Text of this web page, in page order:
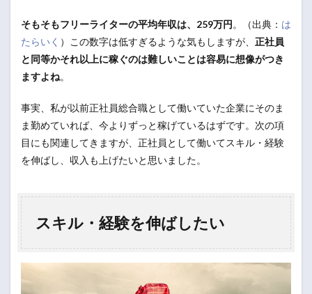
そもそもフリーライターの平均年収は、259万円。（出典： は
たらいく ）この数字は低すぎるような気もしますが、 正社員
と同等かそれ以上に稼ぐのは難しいことは容易に想像がつき
ますよね。
事実、私が以前正社員総合職として働いていた企業にそのま
ま勤めていれば、今よりずっと稼げているはずです。次の項
目にも関連してきますが、正社員として働いてスキル・経験
を伸ばし、収入も上げたいと思いました。
スキル・経験を伸ばしたい